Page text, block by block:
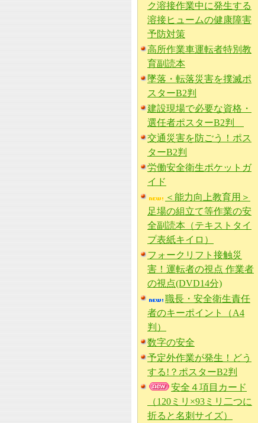
ク溶接作業中に発生する
溶接ヒュームの健康障害
予防対策
高所作業車運転者特別教
育副読本
墜落・転落災害を撲滅ポ
スターB2判
建設現場で必要な資格・
選任者ポスターB2判
交通災害を防ごう！ポス
ターB2判
労働安全衛生ポケットガ
イド
＜能力向上教育用＞
足場の組立て等作業の安
全副読本（テキストタイ
プ表紙キイロ）
フォークリフト接触災
害！運転者の視点 作業者
の視点(DVD14分)
職長・安全衛生責任
者のキーポイント（A4
判）
数字の安全
予定外作業が発生！どう
する!？ポスターB2判
安全４項目カード
（120ミリ×93ミリ二つに
折ると名刺サイズ）